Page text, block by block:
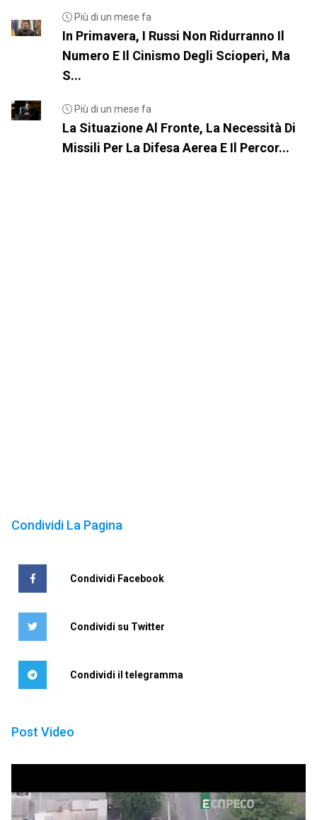
Più di un mese fa
In Primavera, I Russi Non Ridurranno Il
Numero E Il Cinismo Degli Scioperi, Ma
S...
Più di un mese fa
La Situazione Al Fronte, La Necessità Di
Missili Per La Difesa Aerea E Il Percor...
Condividi La Pagina
Condividi Facebook
Condividi su Twitter
Condividi il telegramma
Post Video